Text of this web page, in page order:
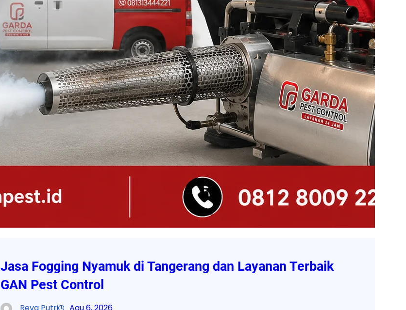
Jasa Fogging Nyamuk di Tangerang dan Layanan Terbaik
GAN Pest Control